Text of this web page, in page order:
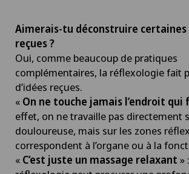
Aimerais-tu déconstruire certaines
reçues ?
Oui, comme beaucoup de pratiques
complémentaires, la réflexologie fait
d’idées reçues.
« On ne touche jamais l’endroit
effet, on ne travaille pas directement
douloureuse, mais sur les zones
correspondent à l’organe ou à la
« C’est juste un massage relaxant »